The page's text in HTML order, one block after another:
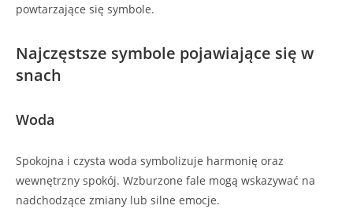
powtarzające się symbole.
Najczęstsze symbole pojawiające się w
snach
Woda
Spokojna i czysta woda symbolizuje harmonię oraz
wewnętrzny spokój. Wzburzone fale mogą wskazywać na
nadchodzące zmiany lub silne emocje.